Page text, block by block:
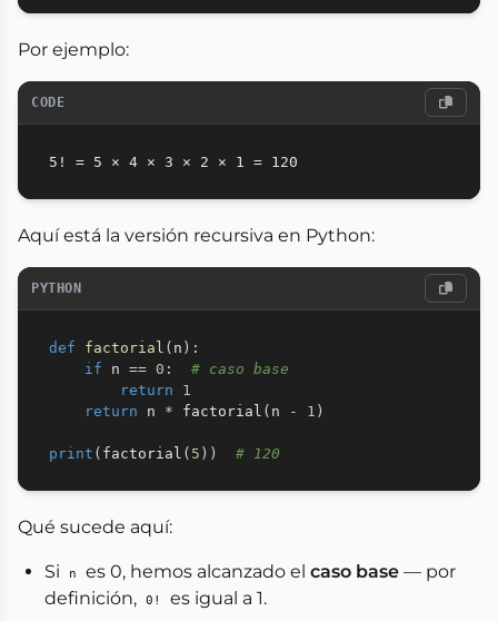
Por ejemplo:
CODE
Aquí está la versión recursiva en Python:
PYTHON
def factorial ( n ) :
if n == 0 :
# caso base
return
1
return n * factorial ( n - 1 )
print ( factorial ( 5 ) ) # 120
Qué sucede aquí:
Si n es 0, hemos alcanzado el caso base — por
definición, 0!
es igual a 1.